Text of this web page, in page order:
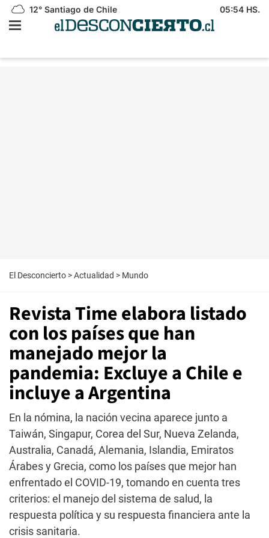
12° Santiago de Chile 05:54 HS.
El Desconcierto >Actualidad > Mundo
Revista Time elabora listado
con los países que han
manejado mejor la
pandemia: Excluye a Chile e
incluye a Argentina
En la nómina, la nación vecina aparece junto a
Taiwán, Singapur, Corea del Sur, Nueva Zelanda,
Australia, Canadá, Alemania, Islandia, Emiratos
Árabes y Grecia, como los países que mejor han
enfrentado el COVID-19, tomando en cuenta tres
criterios: el manejo del sistema de salud, la
respuesta política y su respuesta financiera ante la
crisis sanitaria.